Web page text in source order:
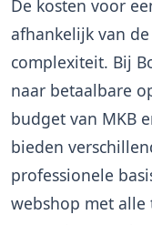
De kosten voor
afhankelijk van
complexiteit. Bij
naar betaalbare
budget van MKB
bieden
professionele
webshop met alle